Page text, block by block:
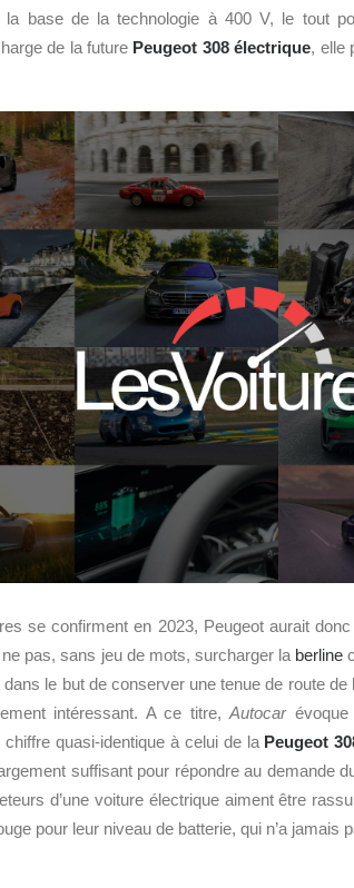
la base de la technologie à 400 V, le tout
de la future Peugeot 308 électrique, elle
se confirment en 2023, Peugeot aurait
pas, sans jeu de mots, surcharger la berline
le but de conserver une tenue de route de
intéressant. A ce titre,Autocarévoque
quasi-identique à celui de la Peugeot
suffisant pour répondre au demande
d’une voiture électrique aiment être
pour leur niveau de batterie, qui n’a jamais